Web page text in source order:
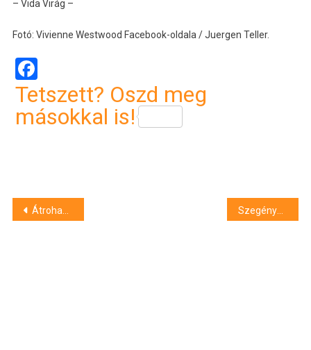
– Vida Virág –
Fotó: Vivienne Westwood Facebook-oldala / Juergen Teller.
Facebook
Tetszett? Oszd meg
másokkal is!
Bejegyzés
Átrohant a kórház üvegajtaján Zámbó Krisztián